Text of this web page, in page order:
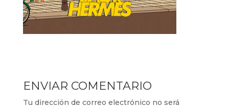
ENVIAR COMENTARIO
Tu dirección de correo electrónico no será